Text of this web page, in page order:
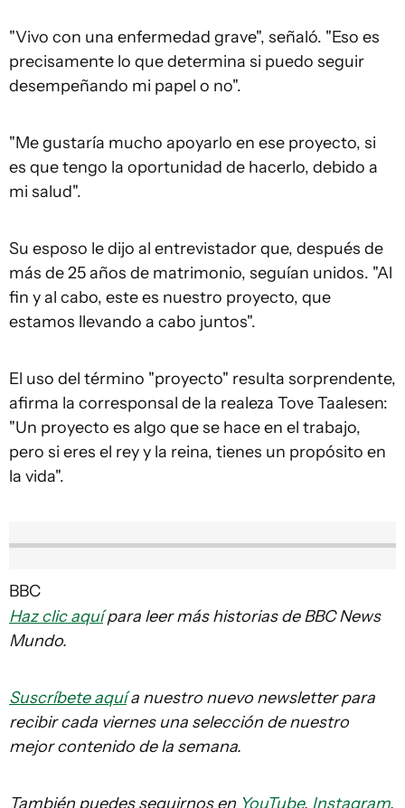
"Vivo con una enfermedad grave", señaló. "Eso es
precisamente lo que determina si puedo seguir
desempeñando mi papel o no".
"Me gustaría mucho apoyarlo en ese proyecto, si
es que tengo la oportunidad de hacerlo, debido a
mi salud".
Su esposo le dijo al entrevistador que, después de
más de 25 años de matrimonio, seguían unidos. "Al
fin y al cabo, este es nuestro proyecto, que
estamos llevando a cabo juntos".
El uso del término "proyecto" resulta sorprendente,
afirma la corresponsal de la realeza Tove Taalesen:
"Un proyecto es algo que se hace en el trabajo,
pero si eres el rey y la reina, tienes un propósito en
la vida".
BBC
Haz clic aquípara leer más historias de BBC News
Mundo.
Suscríbete aquía nuestro nuevo newsletter para
recibir cada viernes una selección de nuestro
mejor contenido de la semana.
También puedes seguirnos en YouTube, Instagram,